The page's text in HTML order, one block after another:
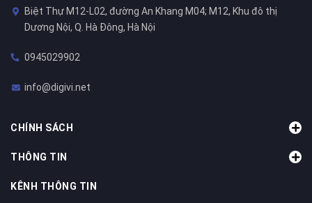
Biệt Thự M12-L02, đường An Khang M04; M12, Khu đô thị
Dương Nội, Q. Hà Đông, Hà Nội
0945029902
info@digivi.net
CHÍNH SÁCH
THÔNG TIN
KÊNH THÔNG TIN